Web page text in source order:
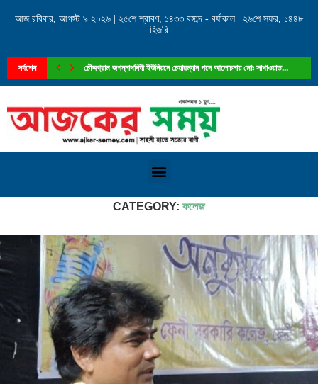
আজ রবিবার, আগস্ট ৯ ২০২৬ | ২৫শে শ্রাবণ, ১৪৩৩ বঙ্গাব্দ - বর্ষাকাল | ২৬শে সফর, ১৪৪৮
হিজরি
সর্বশেষ চৌদ্দগ্রাম জগন্নাথদিঘী ইউনিয়নে চেয়ারম্যান পদে আলোচনায় মোঃ সাখাওয়াত...
CATEGORY: কলেজ